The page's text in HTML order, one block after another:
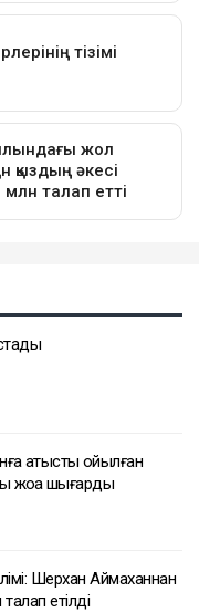
қатысты қойылған
жоққа шығарды
Шерхан Аймаханнан
етілді